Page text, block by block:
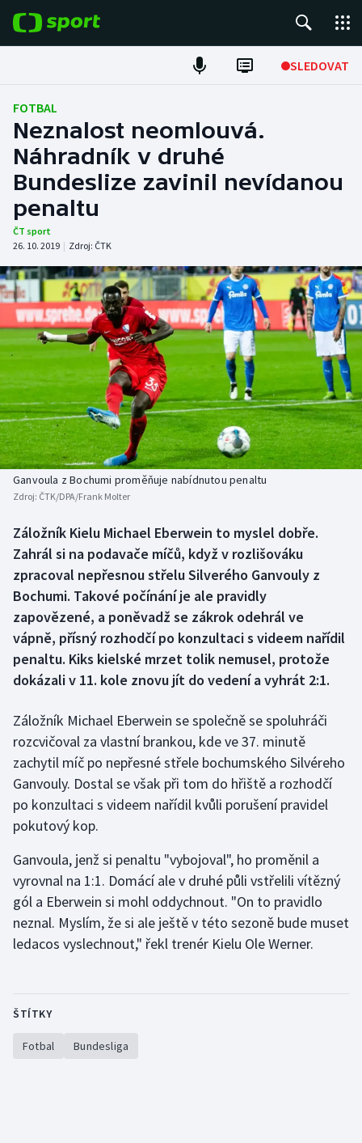
SLEDOVAT
Fotbal
Hokej
Tenis
Atletika
DALŠÍ SPORTY
Americký fotbal
Baseball a softbal
Basketbal
Biatlon
Boby a skeleton
Box
Dostihy
Florbal
Futsal
Golf
Gymnastika
Házená
Judo
Krasobruslení
NEPŘEHLÉDNĚTE
Soutěže
Historické návraty
Aplikace ČT sport
AZ kvíz
FOTBAL
Neznalost neomlouvá.
Náhradník v druhé
Bundeslize zavinil nevídanou
penaltu
ČT sport
26. 10. 2019 | Zdroj: ČTK
Ganvoula z Bochumi proměňuje nabídnutou penaltu
Zdroj: ČTK/DPA/Frank Molter
Záložník Kielu Michael Eberwein to myslel dobře.
Zahrál si na podavače míčů, když v rozlišováku
zpracoval nepřesnou střelu Silverého Ganvouly z
Bochumi. Takové počínání je ale pravidly
zapovězené, a poněvadž se zákrok odehrál ve
vápně, přísný rozhodčí po konzultaci s videem nařídil
penaltu. Kiks kielské mrzet tolik nemusel, protože
dokázali v 11. kole znovu jít do vedení a vyhrát 2:1.
Záložník Michael Eberwein se společně se spoluhráči
rozcvičoval za vlastní brankou, kde ve 37. minutě
zachytil míč po nepřesné střele bochumského Silvéreho
Ganvouly. Dostal se však při tom do hřiště a rozhodčí
po konzultaci s videem nařídil kvůli porušení pravidel
pokutový kop.
Ganvoula, jenž si penaltu "vybojoval", ho proměnil a
vyrovnal na 1:1. Domácí ale v druhé půli vstřelili vítězný
gól a Eberwein si mohl oddychnout. "On to pravidlo
neznal. Myslím, že si ale ještě v této sezoně bude muset
ledacos vyslechnout," řekl trenér Kielu Ole Werner.
ŠTÍTKY
Fotbal Bundesliga